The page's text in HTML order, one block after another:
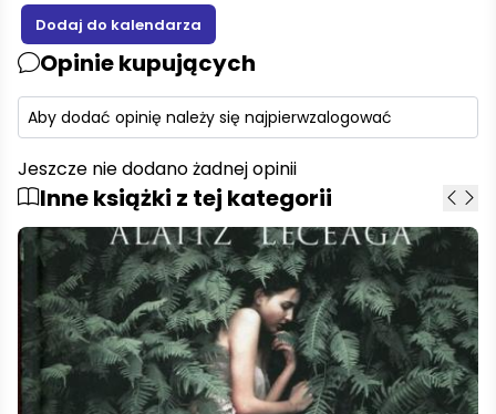
Opinie kupujących
Aby dodać opinię należy się najpierwzalogować
Jeszcze nie dodano żadnej opinii
Inne książki z tej kategorii